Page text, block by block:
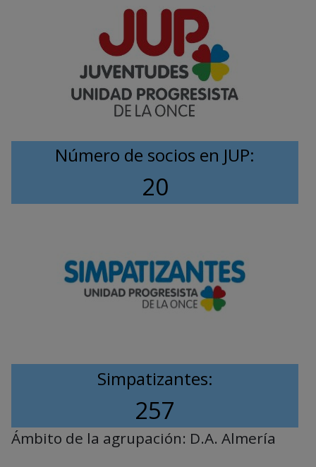
Número de socios en JUP:
20
Simpatizantes:
257
Ámbito de la agrupación: D.A. Almería